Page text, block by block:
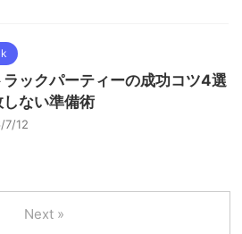
ラックパーティーの成功コツ4選
しない準備術
7/12
Next »